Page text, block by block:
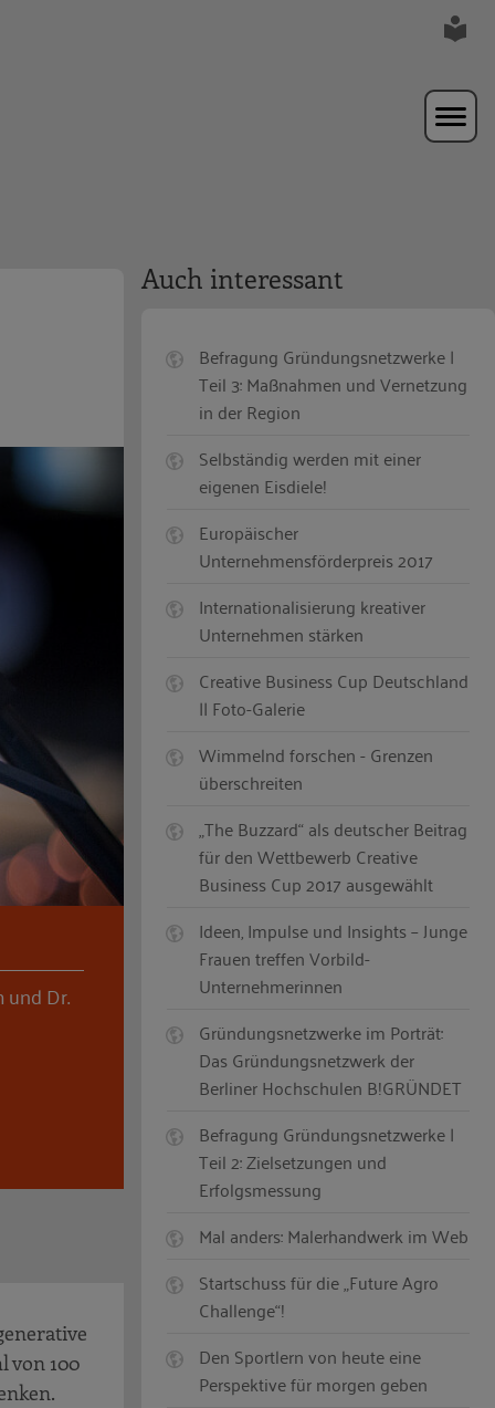
Dr.
von 100
Auch interessant
Befragung Gründungsnetzwerke |
Teil 3: Maßnahmen und Vernetzung
in der Region
Selbständig werden mit einer
eigenen Eisdiele!
Europäischer
Unternehmensförderpreis 2017
Internationalisierung kreativer
Unternehmen stärken
Creative Business Cup Deutschland
|| Foto-Galerie
Wimmelnd forschen - Grenzen
überschreiten
„The Buzzard“ als deutscher Beitrag
für den Wettbewerb Creative
Business Cup 2017 ausgewählt
Ideen, Impulse und Insights – Junge
Frauen treffen Vorbild-
Unternehmerinnen
Gründungsnetzwerke im Porträt:
Das Gründungsnetzwerk der
Berliner Hochschulen B!GRÜNDET
Befragung Gründungsnetzwerke |
Teil 2: Zielsetzungen und
Erfolgsmessung
Mal anders: Malerhandwerk im Web
Startschuss für die „Future Agro
Challenge“!
Den Sportlern von heute eine
Perspektive für morgen geben